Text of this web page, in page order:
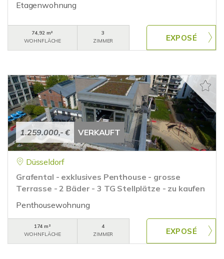
Etagenwohnung
74,92 m²
WOHNFLÄCHE
3
ZIMMER
1.259.000,- € VERKAUFT
Düsseldorf
Grafental - exklusives Penthouse - grosse
Terrasse - 2 Bäder - 3 TG Stellplätze - zu kaufen
Penthousewohnung
174 m²
WOHNFLÄCHE
4
ZIMMER